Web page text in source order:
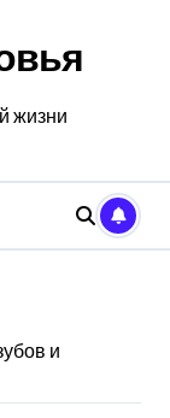
жизни
и